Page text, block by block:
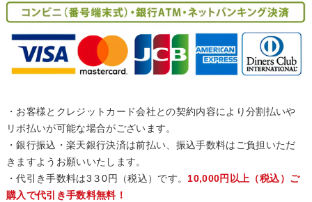
・お客様とクレジットカード会社との契約内容により分割払いや
リボ払いが可能な場合がございます。
・銀行振込・楽天銀行決済は前払い、振込手数料はご負担いただ
きますようお願いいたします。
・代引き手数料は3３0円（税込）です。10,000円以上（税込）ご
購入で代引き手数料無料！